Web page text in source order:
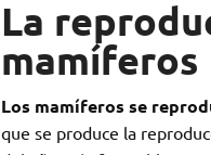
La
mamíferos
Los mamíferos se
que se produce la